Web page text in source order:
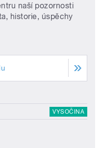
naší pozornosti
historie, úspěchy
VYSOČINA